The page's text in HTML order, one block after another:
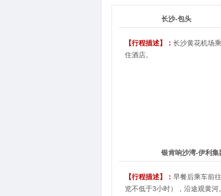
长沙-包头
【行程描述】： 长沙黄花机场
住酒店。
银肯响沙湾-伊利集
【行程描述】： 早餐后乘车前
览不低于3小时），沿途观黄